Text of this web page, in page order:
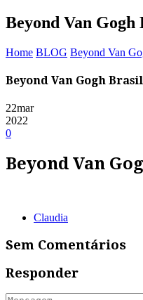
Beyond Van Gogh
Home BLOG Beyond Van
Beyond Van Gogh
22mar
2022
0
Beyond Van
Claudia
Sem Comentários
Responder